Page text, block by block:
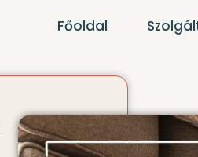
Főoldal